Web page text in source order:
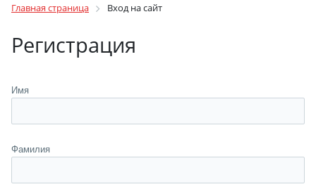
Главная страница Вход на сайт
Регистрация
Имя
Фамилия